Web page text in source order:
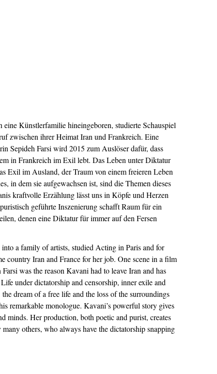
eine Künstlerfamilie hineingeboren, studierte Schauspiel
zwischen ihrer Heimat Iran und Frankreich. Eine
Sepideh Farsi wird 2015 zum Auslöser dafür, dass
in Frankreich im Exil lebt. Das Leben unter Diktatur
Exil im Ausland, der Traum von einem freieren Leben
in dem sie aufgewachsen ist, sind die Themen dieses
kraftvolle Erzählung lässt uns in Köpfe und Herzen
geführte Inszenierung schafft Raum für ein
denen eine Diktatur für immer auf den Fersen
a family of artists, studied Acting in Paris and for
country Iran and France for her job. One scene in a film
was the reason Kavani had to leave Iran and has
under dictatorship and censorship, inner exile and
dream of a free life and the loss of the surroundings
remarkable monologue. Kavani’s powerful story gives
minds. Her production, both poetic and purist, creates
many others, who always have the dictatorship snapping